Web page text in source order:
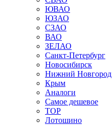
ЮВАО
ЮЗАО
СЗАО
ВАО
ЗЕЛАО
Санкт-Петербург
Новосибирск
Нижний Новгород
Крым
Аналоги
Самое дешевое
TOP
Лотошино